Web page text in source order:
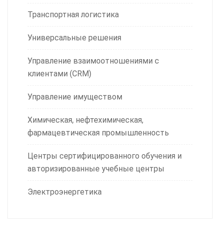
Транспортная логистика
Универсальные решения
Управление взаимоотношениями с
клиентами (CRM)
Управление имуществом
Химическая, нефтехимическая,
фармацевтическая промышленность
Центры сертифицированного обучения и
авторизированные учебные центры
Электроэнергетика